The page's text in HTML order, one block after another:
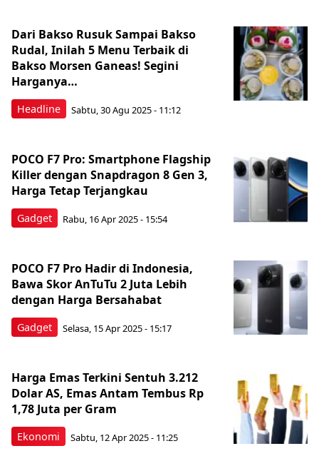
Headline
Dari Bakso Rusuk Sampai Bakso
Rudal, Inilah 5 Menu Terbaik di
Bakso Morsen Ganeas! Segini
Harganya…
Sabtu, 30 Agu 2025 - 11:12
Gadget
POCO F7 Pro: Smartphone Flagship
Killer dengan Snapdragon 8 Gen 3,
Harga Tetap Terjangkau
Rabu, 16 Apr 2025 - 15:54
Gadget
POCO F7 Pro Hadir di Indonesia,
Bawa Skor AnTuTu 2 Juta Lebih
dengan Harga Bersahabat
Selasa, 15 Apr 2025 - 15:17
Ekonomi
Harga Emas Terkini Sentuh 3.212
Dolar AS, Emas Antam Tembus Rp
1,78 Juta per Gram
Sabtu, 12 Apr 2025 - 11:25